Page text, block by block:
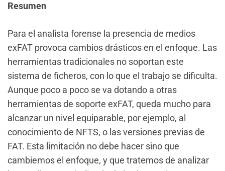
Resumen
Para el analista forense la presencia de medios
exFAT provoca cambios drásticos en el enfoque. Las
herramientas tradicionales no soportan este
sistema de ficheros, con lo que el trabajo se dificulta.
Aunque poco a poco se va dotando a otras
herramientas de soporte exFAT, queda mucho para
alcanzar un nivel equiparable, por ejemplo, al
conocimiento de NFTS, o las versiones previas de
FAT. Esta limitación no debe hacer sino que
cambiemos el enfoque, y que tratemos de analizar